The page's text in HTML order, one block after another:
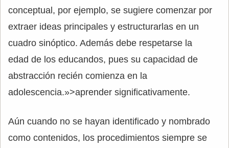
conceptual, por ejemplo, se sugiere comenzar por
extraer ideas principales y estructurarlas en un
cuadro sinóptico. Además debe respetarse la
edad de los educandos, pues su capacidad de
abstracción recién comienza en la
adolescencia.»>aprender significativamente.
Aún cuando no se hayan identificado y nombrado
como contenidos, los procedimientos siempre se